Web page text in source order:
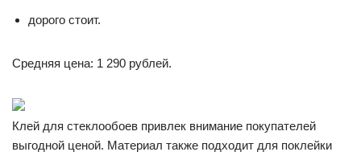
дорого стоит.
Средняя цена: 1 290 рублей.
Клей для стеклообоев привлек внимание покупателей
выгодной ценой. Материал также подходит для поклейки